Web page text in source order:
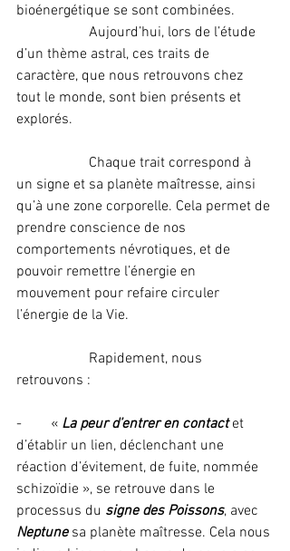
bioénergétique se sont combinées.
d’un thème astral, ces traits de
caractère, que nous retrouvons chez
tout le monde, sont bien présents et
explorés.
un signe et sa planète maîtresse, ainsi
qu’à une zone corporelle. Cela permet de
prendre conscience de nos
comportements névrotiques, et de
pouvoir remettre l’énergie en
mouvement pour refaire circuler
l’énergie de la Vie.
retrouvons :
-        « La peur d’entrer en contact et
d’établir un lien, déclenchant une
réaction d’évitement, de fuite, nommée
schizoïdie », se retrouve dans le
processus du signe des Poissons, avec
Neptune sa planète maîtresse. Cela nous